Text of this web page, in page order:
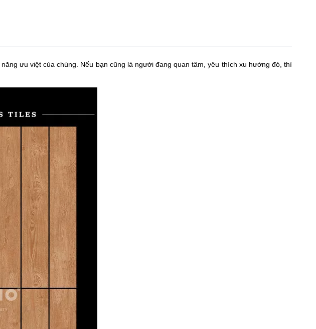
ưu việt của chúng. Nếu bạn cũng là người đang quan tâm, yêu thích xu hướng đó, thì